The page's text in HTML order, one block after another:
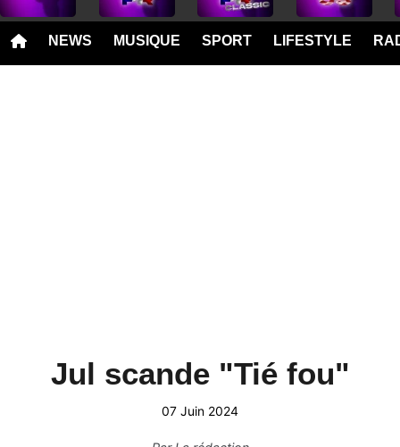
NEWS MUSIQUE SPORT LIFESTYLE
Jul scande "Tié fou"
07 Juin 2024